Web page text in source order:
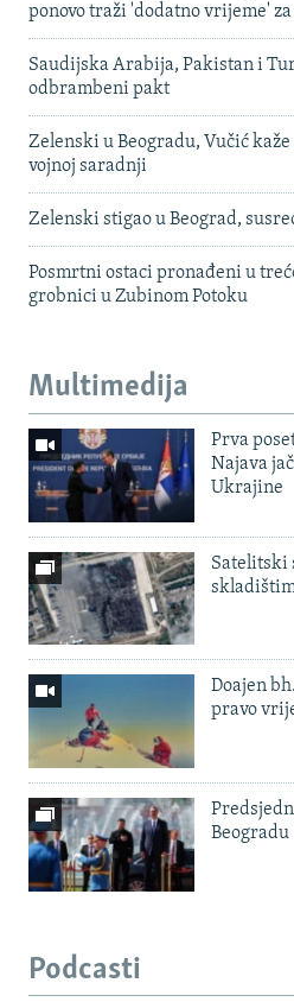
ponovo traži 'dodatno vrijeme' za
Saudijska Arabija, Pakistan i
odbrambeni pakt
Zelenski u Beogradu, Vučić
vojnoj saradnji
Zelenski stigao u Beograd,
Posmrtni ostaci pronađeni u
grobnici u Zubinom Potoku
Multimedija
Prva
Najava
Ukrajine
Satelitski
Doajen
pravo
Beogradu
Podcasti